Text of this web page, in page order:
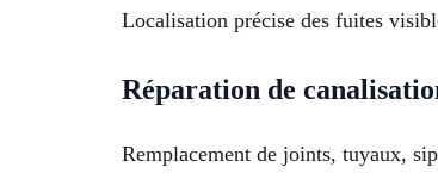
Localisation précise des fuites
Réparation de
Remplacement de joints, tuyaux,